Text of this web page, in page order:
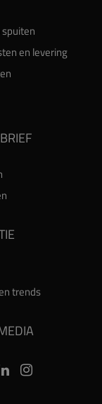
en levering
trends